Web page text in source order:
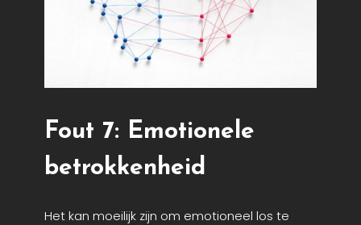
Fout 7: Emotionele
betrokkenheid
Het kan moeilijk zijn om emotioneel los te